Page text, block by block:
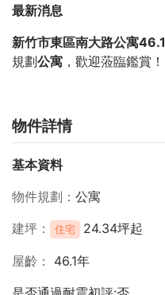
最新消息
新竹市東區南大路公寓46.1
規劃公寓 ，歡迎蒞臨鑑賞！
物件詳情
基本資料
物件規劃
公寓
建坪
住宅 24.34坪起
屋齡
46.1年